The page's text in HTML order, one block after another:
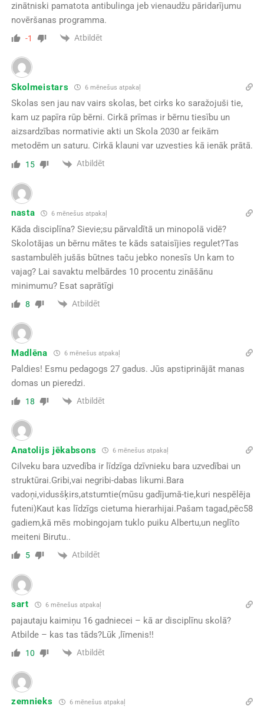
zinātniski pamatota antibulinga jeb vienaudžu pāridarījumu
novēršanas programma.
-1 Atbildēt
Skolmeistars 6 mēnešus atpakaļ
Skolas sen jau nav vairs skolas, bet cirks ko saražojuši tie,
kam uz papīra rūp bērni. Cirkā prīmas ir bērnu tiesību un
aizsardzības normativie akti un Skola 2030 ar feikām
metodēm un saturu. Cirkā klauni var uzvesties kā ienāk prātā.
15 Atbildēt
nasta 6 mēnešus atpakaļ
Kāda disciplīna? Sievie;su pārvaldītā un minopolā vidē?
Skolotājas un bērnu mātes te kāds sataisījies regulet?Tas
sastambulēh jušās būtnes taču jebko nonesīs Un kam to
vajag? Lai savaktu melbārdes 10 procentu zināšānu
minimumu? Esat saprātīgi
8 Atbildēt
Madlēna 6 mēnešus atpakaļ
Paldies! Esmu pedagogs 27 gadus. Jūs apstiprinājāt manas
domas un pieredzi.
18 Atbildēt
Anatolijs jēkabsons 6 mēnešus atpakaļ
Cilveku bara uzvedība ir līdzīga dzīvnieku bara uzvedībai un
struktūrai.Gribi,vai negribi-dabas likumi.Bara
vadoņi,vidusšķirs,atstumtie(mūsu gadījumā-tie,kuri nespēlēja
futeni)Kaut kas līdzīgs cietuma hierarhijai.Pašam tagad,pēc58
gadiem,kā mēs mobingojam tuklo puiku Albertu,un neglīto
meiteni Birutu..
5 Atbildēt
sart 6 mēnešus atpakaļ
pajautaju kaimiņu 16 gadniecei – kā ar disciplīnu skolā?
Atbilde – kas tas tāds?Lūk ,līmenis!!
10 Atbildēt
zemnieks 6 mēnešus atpakaļ